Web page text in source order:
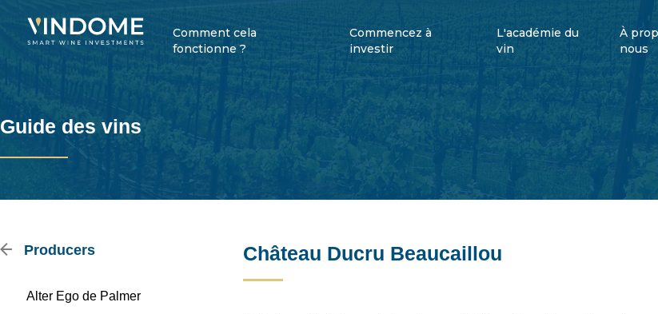
Comment cela
fonctionne ?
Commencez à
investir
L'académie du
vin
À
nous
Guide des vins
Producers
Alter Ego de Palmer
Château Ducru Beaucaillou